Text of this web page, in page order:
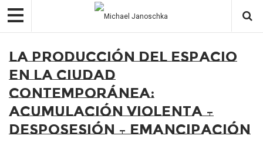
La producción del espacio
en la ciudad
contemporánea:
Acumulación violenta –
desposesión – emancipación